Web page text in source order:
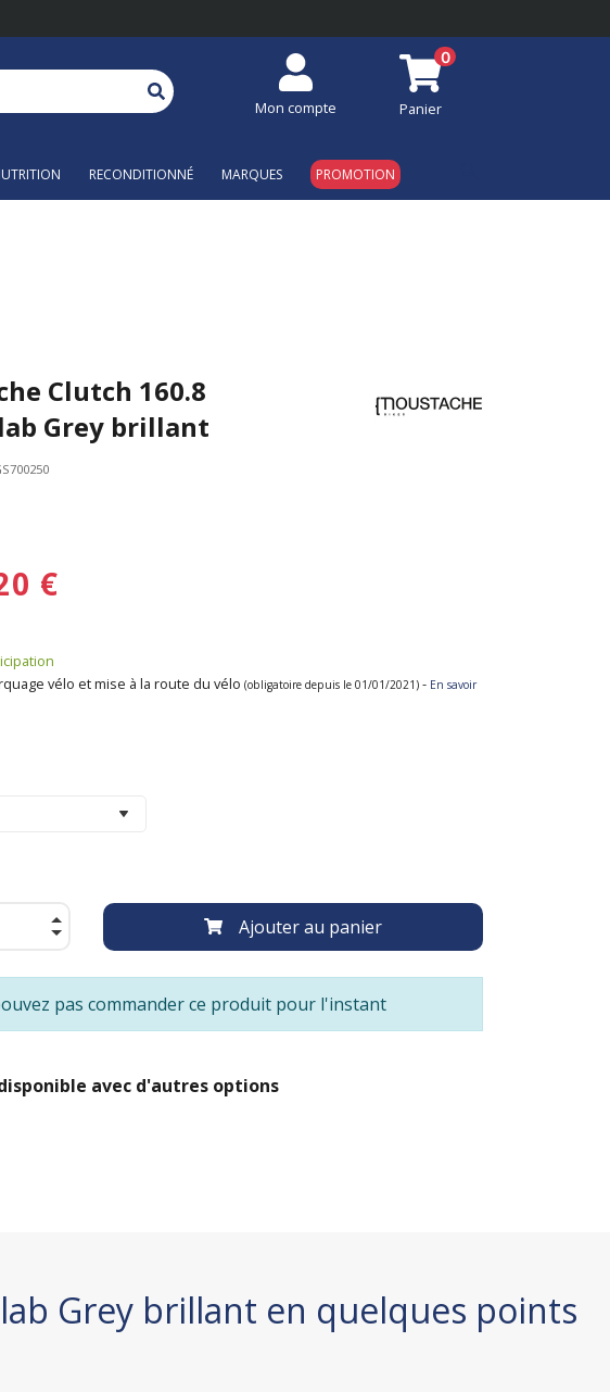
0
Panier
Mon compte
RECONDITIONNÉ MARQUES PROMOTION
Clutch 160.8
Grey brillant
€
vélo et mise à la route du vélo (obligatoire depuis le 01/01/2021) - En savoir
Ajouter au panier
pas commander ce produit pour l'instant
avec d'autres options
Grey brillant en quelques points